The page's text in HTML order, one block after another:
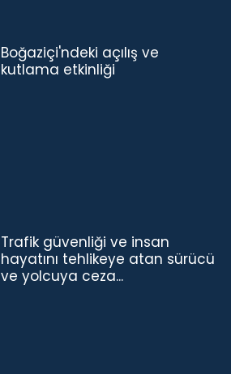
Boğaziçi'ndeki açılış ve
kutlama etkinliği
Trafik güvenliği ve insan
hayatını tehlikeye atan sürücü
ve yolcuya ceza...